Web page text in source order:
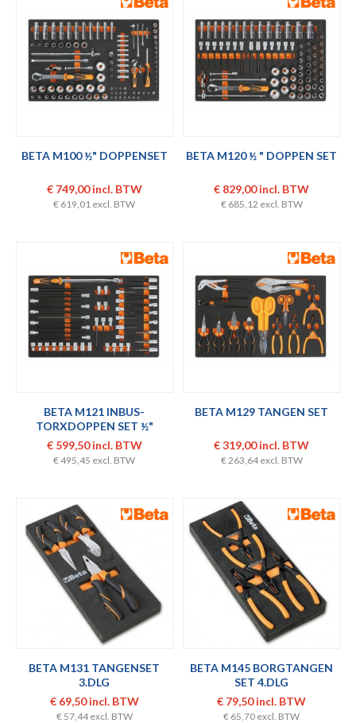
BETA M100 ½" DOPPENSET
€ 749,00 incl. BTW
€ 619,01 excl. BTW
BETA M120 ½ " DOPPEN SET
€ 829,00 incl. BTW
€ 685,12 excl. BTW
BETA M121 INBUS-
TORXDOPPEN SET ½"
€ 599,50 incl. BTW
€ 495,45 excl. BTW
BETA M129 TANGEN SET
€ 319,00 incl. BTW
€ 263,64 excl. BTW
BETA M131 TANGENSET
3.DLG
€ 69,50 incl. BTW
€ 57,44 excl. BTW
BETA M145 BORGTANGEN
SET 4.DLG
€ 79,50 incl. BTW
€ 65,70 excl. BTW